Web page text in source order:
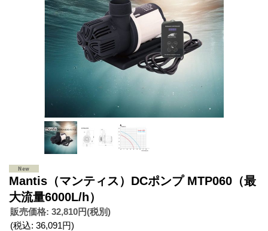
Mantis（マンティス）DCポンプ MTP060（最
大流量6000L/h）
販売価格: 32,810円(税別)
(税込: 36,091円)